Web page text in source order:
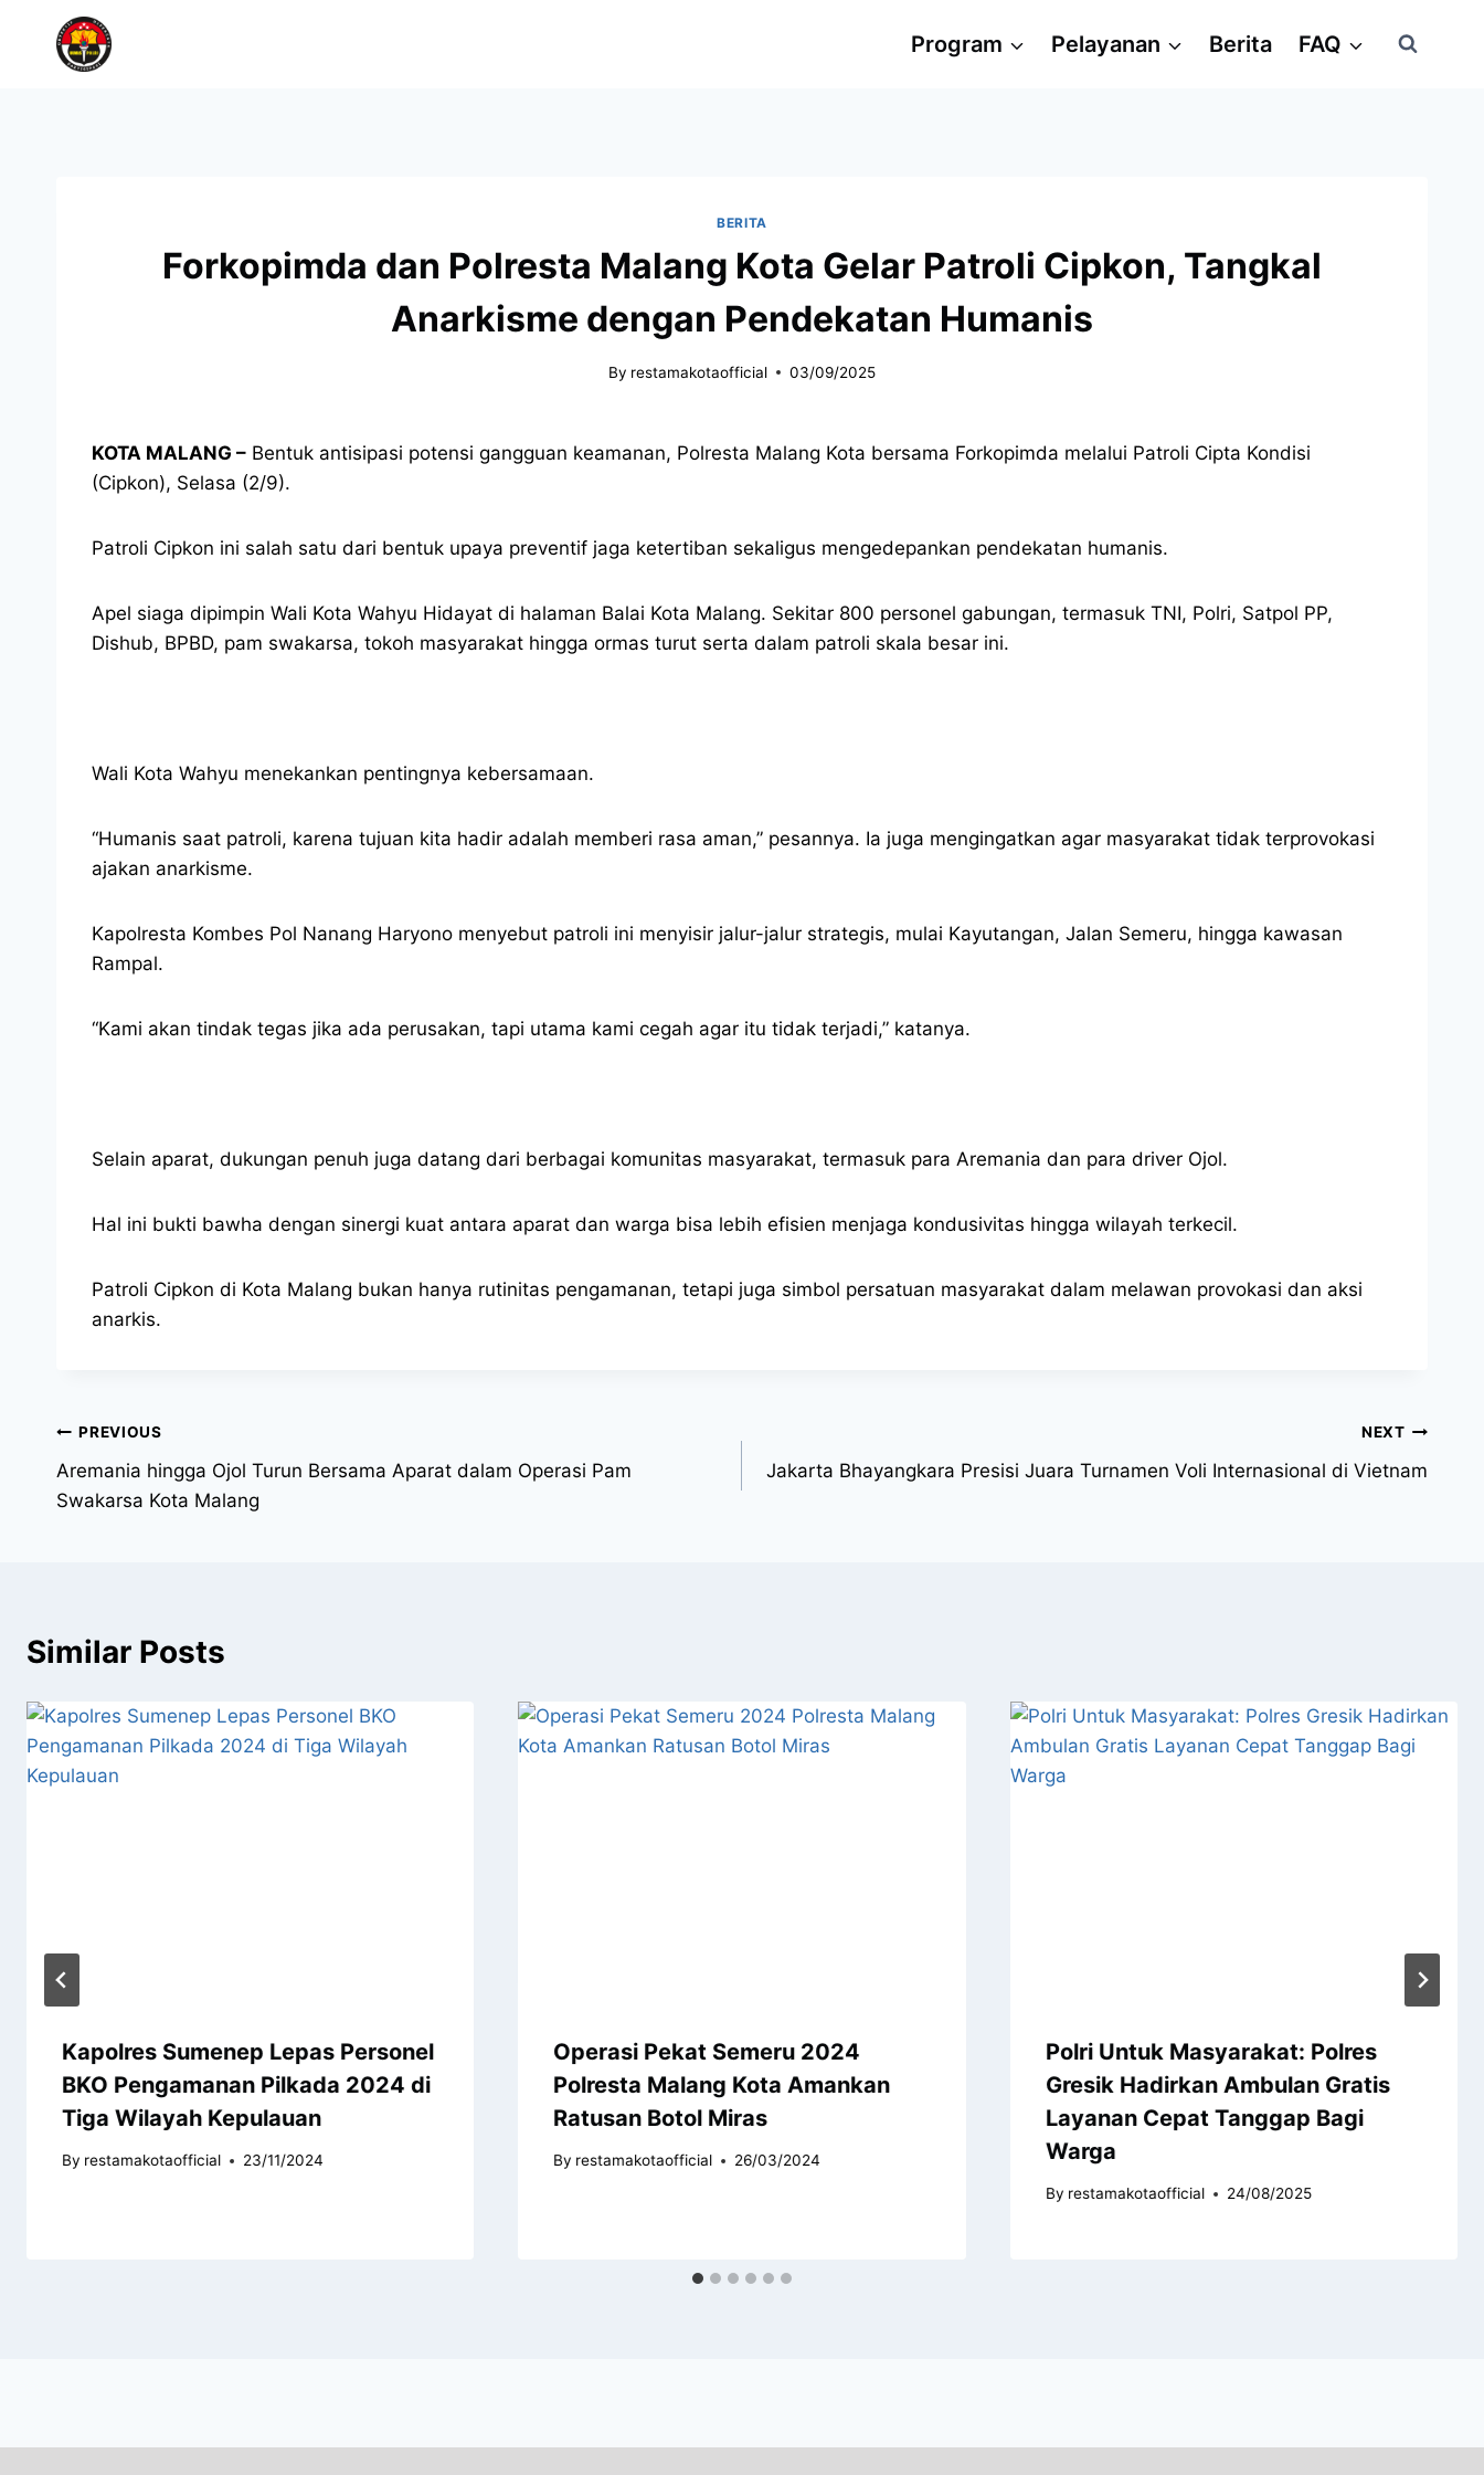
Program Pelayanan Berita FAQ
BERITA
Forkopimda dan Polresta Malang Kota Gelar Patroli Cipkon, Tangkal
Anarkisme dengan Pendekatan Humanis
By restamakotaofficial 03/09/2025
KOTA MALANG – Bentuk antisipasi potensi gangguan keamanan, Polresta Malang Kota bersama Forkopimda melalui Patroli Cipta Kondisi
(Cipkon), Selasa (2/9).
Patroli Cipkon ini salah satu dari bentuk upaya preventif jaga ketertiban sekaligus mengedepankan pendekatan humanis.
Apel siaga dipimpin Wali Kota Wahyu Hidayat di halaman Balai Kota Malang. Sekitar 800 personel gabungan, termasuk TNI, Polri, Satpol PP,
Dishub, BPBD, pam swakarsa, tokoh masyarakat hingga ormas turut serta dalam patroli skala besar ini.
Wali Kota Wahyu menekankan pentingnya kebersamaan.
“Humanis saat patroli, karena tujuan kita hadir adalah memberi rasa aman,” pesannya. Ia juga mengingatkan agar masyarakat tidak terprovokasi
ajakan anarkisme.
Kapolresta Kombes Pol Nanang Haryono menyebut patroli ini menyisir jalur-jalur strategis, mulai Kayutangan, Jalan Semeru, hingga kawasan
Rampal.
“Kami akan tindak tegas jika ada perusakan, tapi utama kami cegah agar itu tidak terjadi,” katanya.
Selain aparat, dukungan penuh juga datang dari berbagai komunitas masyarakat, termasuk para Aremania dan para driver Ojol.
Hal ini bukti bawha dengan sinergi kuat antara aparat dan warga bisa lebih efisien menjaga kondusivitas hingga wilayah terkecil.
Patroli Cipkon di Kota Malang bukan hanya rutinitas pengamanan, tetapi juga simbol persatuan masyarakat dalam melawan provokasi dan aksi
anarkis.
PREVIOUS
Aremania hingga Ojol Turun Bersama Aparat dalam Operasi Pam
Swakarsa Kota Malang
NEXT
Jakarta Bhayangkara Presisi Juara Turnamen Voli Internasional di Vietnam
Similar Posts
Kapolres Sumenep Lepas Personel
BKO Pengamanan Pilkada 2024 di
Tiga Wilayah Kepulauan
By restamakotaofficial 23/11/2024
Operasi Pekat Semeru 2024
Polresta Malang Kota Amankan
Ratusan Botol Miras
By restamakotaofficial 26/03/2024
Polri Untuk Masyarakat: Polres
Gresik Hadirkan Ambulan Gratis
Layanan Cepat Tanggap Bagi
Warga
By restamakotaofficial 24/08/2025